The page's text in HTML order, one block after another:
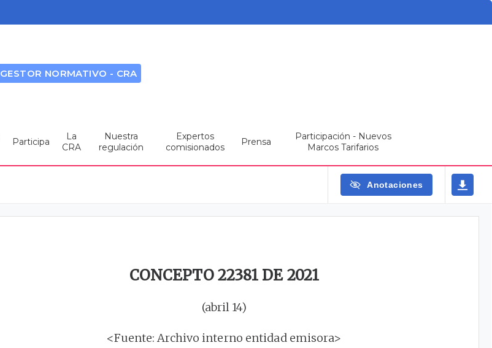
GESTOR NORMATIVO - CRA
Participa
La
CRA
Nuestra
regulación
Expertos
comisionados
Prensa
Participación - Nuevos
Marcos Tarifarios
Anotaciones
CONCEPTO 22381 DE 2021
(abril 14)
<Fuente: Archivo interno entidad emisora>